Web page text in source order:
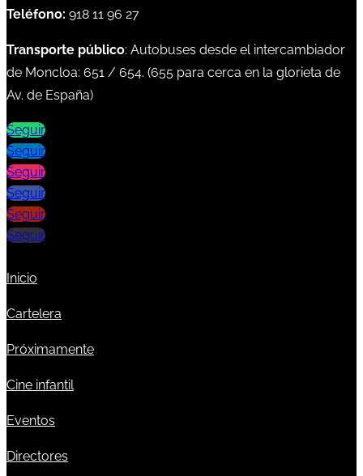
Teléfono: 918 11 96 27
Transporte público: Autobuses desde el intercambiador
de Moncloa: 651 / 654. (655 para cerca en la glorieta de
Av. de España)
Seguir
Seguir
Seguir
Seguir
Seguir
Seguir
Inicio
Cartelera
Próximamente
Cine infantil
Eventos
Directores